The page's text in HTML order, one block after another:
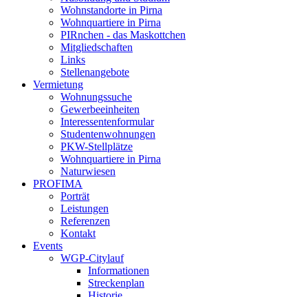
Wohnstandorte in Pirna
Wohnquartiere in Pirna
PIRnchen - das Maskottchen
Mitgliedschaften
Links
Stellenangebote
Vermietung
Wohnungssuche
Gewerbeeinheiten
Interessentenformular
Studentenwohnungen
PKW-Stellplätze
Wohnquartiere in Pirna
Naturwiesen
PROFIMA
Porträt
Leistungen
Referenzen
Kontakt
Events
WGP-Citylauf
Informationen
Streckenplan